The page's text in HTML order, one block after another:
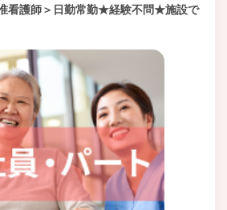
准看護師＞日勤常勤★経験不問★施設で